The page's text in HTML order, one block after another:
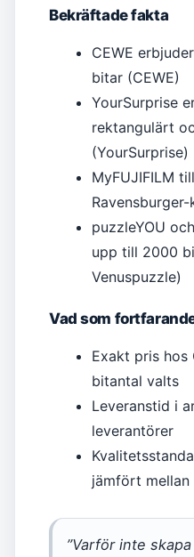
Bekräftade fakta
CEWE
bitar (CEWE)
YourSurprise
rektangulärt
(YourSurprise)
MyFUJIFILM
puzzleYOU
upp till 2000
Venuspuzzle)
Vad som
Exakt pris hos
bitantal valts
Leveranstid i
leverantörer
jämfört
”Varför inte